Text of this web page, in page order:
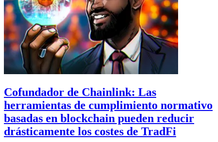
Cofundador de Chainlink: Las
herramientas de cumplimiento normativo
basadas en blockchain pueden reducir
drásticamente los costes de TradFi